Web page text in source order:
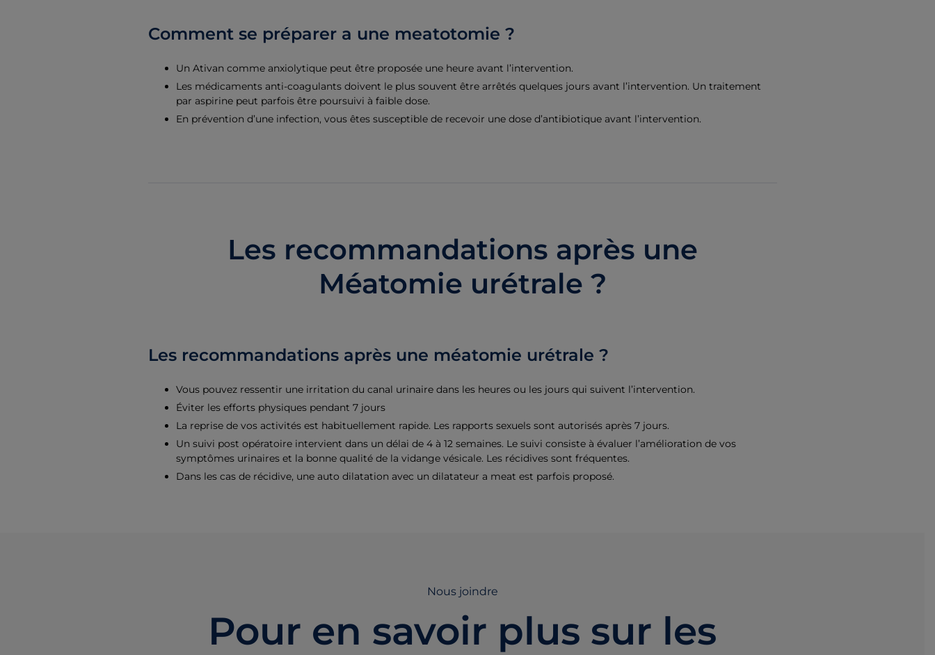
Comment se préparer a une meatotomie ?
Un Ativan comme anxiolytique peut être proposée une heure avant l’intervention.
Les médicaments anti-coagulants doivent le plus souvent être arrêtés quelques jours avant l’intervention. Un traitement
par aspirine peut parfois être poursuivi à faible dose.
En prévention d’une infection, vous êtes susceptible de recevoir une dose d’antibiotique avant l’intervention.
Les recommandations après une
Méatomie urétrale ?
Les recommandations après une méatomie urétrale ?
Vous pouvez ressentir une irritation du canal urinaire dans les heures ou les jours qui suivent l’intervention.
Éviter les efforts physiques pendant 7 jours
La reprise de vos activités est habituellement rapide. Les rapports sexuels sont autorisés après 7 jours.
Un suivi post opératoire intervient dans un délai de 4 à 12 semaines. Le suivi consiste à évaluer l’amélioration de vos
symptômes urinaires et la bonne qualité de la vidange vésicale. Les récidives sont fréquentes.
Dans les cas de récidive, une auto dilatation avec un dilatateur a meat est parfois proposé.
Nous joindre
Pour en savoir plus sur les